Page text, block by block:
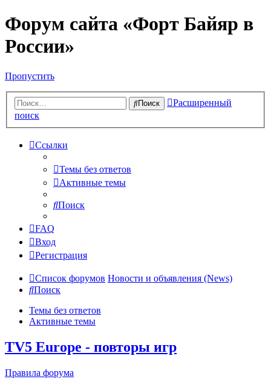
Форум сайта «Форт Байяр в
России»
Пропустить
Поиск
Расширенный
поиск
Ссылки
Темы без ответов
Активные темы
Поиск
FAQ
Вход
Регистрация
Список форумов Новости и объявления (News)
Поиск
Темы без ответов
Активные темы
TV5 Europe - повторы игр
Правила форума